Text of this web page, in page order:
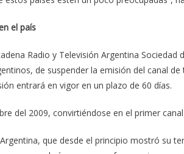
el país
Radio y Televisión Argentina Sociedad
de suspender la emisión del canal de
entrará en vigor en un plazo de 60 días.
del 2009, convirtiéndose en el primer
que desde el principio mostró su